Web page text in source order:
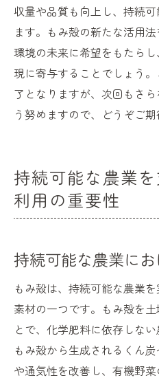
収量や品質も向上し、持続
ます。もみ殻の新たな活用
環境の未来に希望をもたら
現に寄与することでしょう
了となりますが、次回もさ
う努めますので、どうぞご期
持続可能な農業
利用の重要性
持続可能な農業に
もみ殻は、持続可能な農業
素材の一つです。もみ殻を
とで、化学肥料に依存しな
もみ殻から生成されるくん
や通気性を改善し、有機野